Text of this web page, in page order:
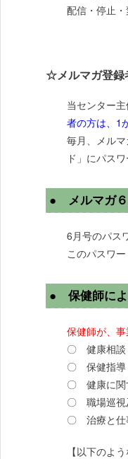
配信・停止・
☆メルマガ登録
当センター
者の方は、1
毎月、メル
ド」にパス
● メルマガ
6月号のパス
このパスワ
● 保健師によ
保健師が、
〇 健康相談
〇 保健指導
〇 健康に
〇 職場巡視
〇 治療と仕
【以下のよ